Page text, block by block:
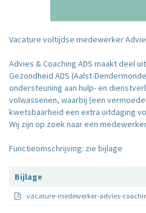
Vacature voltijdse medewerker
Advies & Coaching ADS maakt deel
Gezondheid ADS (Aalst-
ondersteuning aan hulp- en
volwassenen, waarbij (een
kwetsbaarheid een extra uitdaging
Wij zijn op zoek naar een
Functieomschrijving: zie bijlage
Bijlage
vacature-medewerker-advies-